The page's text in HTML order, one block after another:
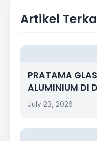
Artikel
PRATAMA
ALUMINIUM DI
July 23, 2026